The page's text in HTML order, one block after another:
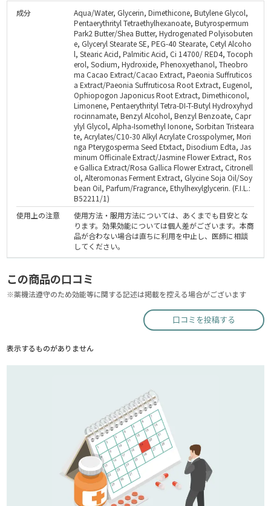
成分
Aqua/Water, Glycerin, Dimethicone, Butylene Glycol,
Pentaerythrityl Tetraethylhexanoate, Butyrospermum
Park2 Butter/Shea Butter, Hydrogenated Polyisobuten
e, Glyceryl Stearate SE, PEG-40 Stearate, Cetyl Alcoho
l, Stearic Acid, Palmitic Acid, Ci 14700/ RED4, Tocoph
erol, Sodium, Hydroxide, Phenoxyethanol, Theobro
ma Cacao Extract/Cacao Extract, Paeonia Suffruticos
a Extract/Paeonia Suffruticosa Root Extract, Eugenol,
Ophiopogon Japonicus Root Extract, Dimethiconol,
Limonene, Pentaerythrityl Tetra-DI-T-Butyl Hydroxyhyd
rocinnamate, Benzyl Alcohol, Benzyl Benzoate, Capr
ylyl Glycol, Alpha-Isomethyl Ionone, Sorbitan Tristeara
te, Acrylates/C10-30 Alkyl Acrylate Crosspolymer, Mori
nga Pterygosperma Seed Etxtact, Disodium Edta, Jas
minum Officinale Extract/Jasmine Flower Extract, Ros
e Gallica Extract/Rosa Gallica Flower Extract, Citronell
ol, Alteromonas Ferment Extract, Glycine Soja Oil/Soy
bean Oil, Parfum/Fragrance, Ethylhexylglycerin. (F.I.L.:
B52211/1)
使用上の注意
使用方法・服用方法については、あくまでも目安とな
ります。効果効能については個人差がございます。本商
品が合わない場合は直ちに利用を中止し、医師に相談
してください。
この商品の口コミ
※薬機法遵守のため効能等に関する記述は掲載を控える場合がございます
口コミを投稿する
表示するものがありません